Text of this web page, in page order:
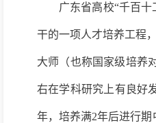
广东省高校“千百
干的一项人才培养工程
大师（也称国家级培养
右在学科研究上有良好
年，培养满2年后进行期